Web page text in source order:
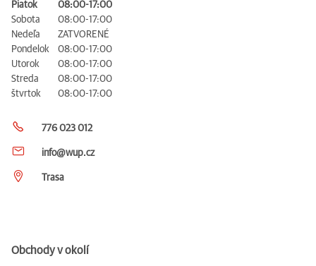
Piatok
08:00-17:00
Sobota
08:00-17:00
Nedeľa
ZATVORENÉ
Pondelok
08:00-17:00
Utorok
08:00-17:00
Streda
08:00-17:00
štvrtok
08:00-17:00
776 023 012
info@wup.cz
Trasa
Obchody v okolí